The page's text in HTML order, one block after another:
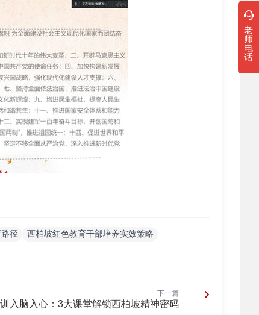
色教育，把作风要求刻进干部的日常行为。难
坚守。新时代干部的培育，怎能离开这样的精
径 西柏坡红色教育干部培养实效策略
下一篇
入脑入心：3大课堂解锁西柏坡精神密码
老
师
电
话